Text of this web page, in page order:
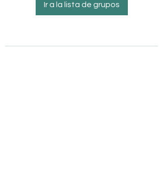
Ir a la lista de grupos